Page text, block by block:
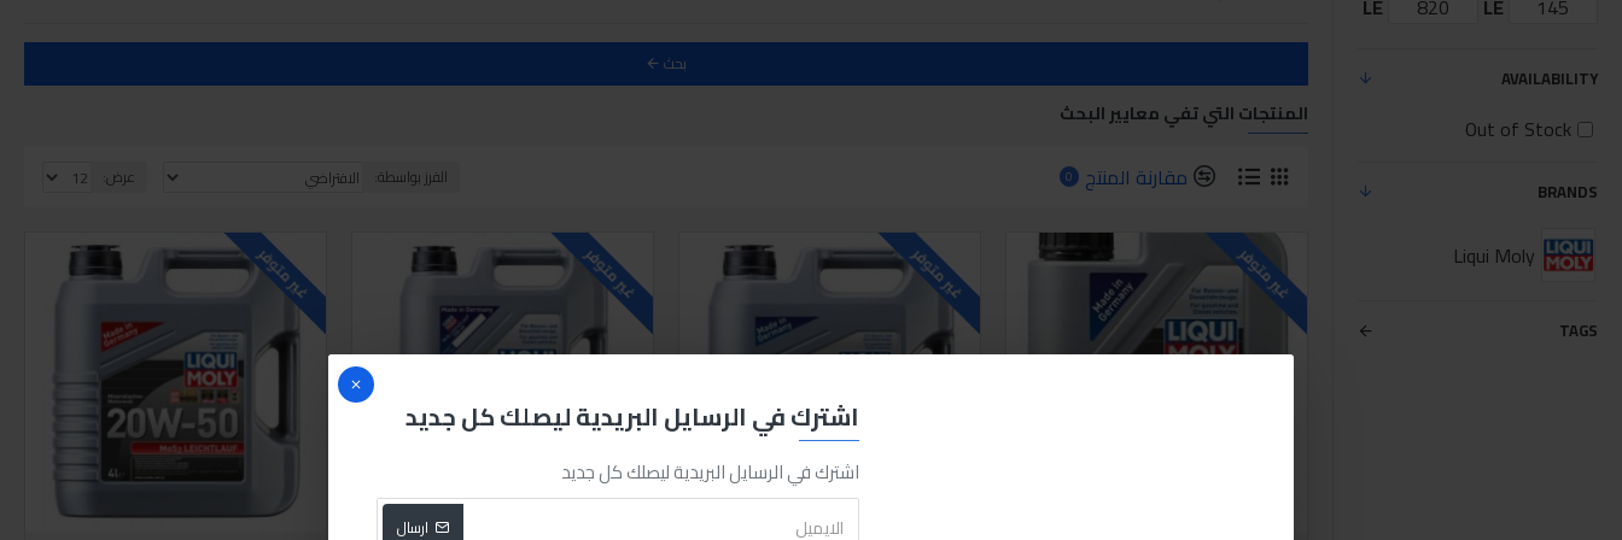
اشترك في الرسايل البريدية ليصلك كل جديد
اشترك في الرسايل البريدية ليصلك كل جديد
ارسال
LE
LE
BRANDS
Liqui Moly
TAGS
AVAILABILITY
Out of Stock
بحث
المنتجات التي تفي معايير البحث
مقارنة المنتج 0 الفرز بواسطة: عرض:
غير متوفر غير متوفر غير متوفر غير متوفر